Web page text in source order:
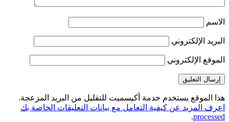
الاسم
البريد الإلكتروني
الموقع الإلكتروني
هذا الموقع يستخدم خدمة أكيسميت للتقليل من البريد المزعجة.
اعرف المزيد عن كيفية التعامل مع بيانات التعليقات الخاصة بك
processed
.